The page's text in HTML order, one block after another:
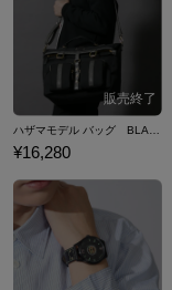
ハザマモデル バッグ BLAZBLUE CENTRALFICTION
¥16,280